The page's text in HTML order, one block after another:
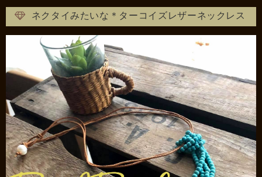
ネクタイみたいな＊ターコイズレザーネックレス